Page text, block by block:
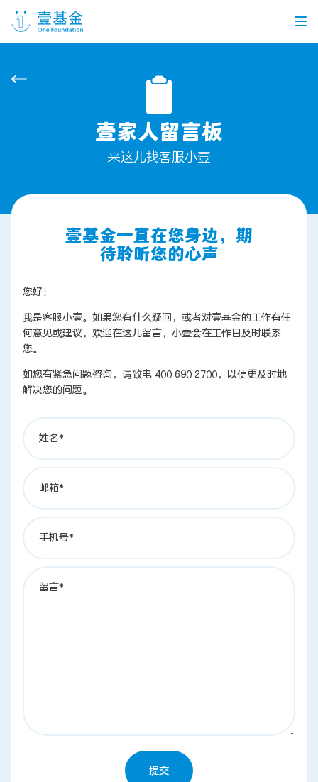
机构介绍 信息披露
企业合作
联系我们
壹家人留言板
来这儿找客服小壹
壹基金一直在您身边，期
待聆听您的心声
您好！
我是客服小壹。如果您有什么疑问，或者对壹基金的工作有任
何意见或建议，欢迎在这儿留言，小壹会在工作日及时联系
您。
如您有紧急问题咨询，请致电 400 690 2700，以便更及时地
解决您的问题。
姓名*
邮箱*
手机号*
留言*
提交